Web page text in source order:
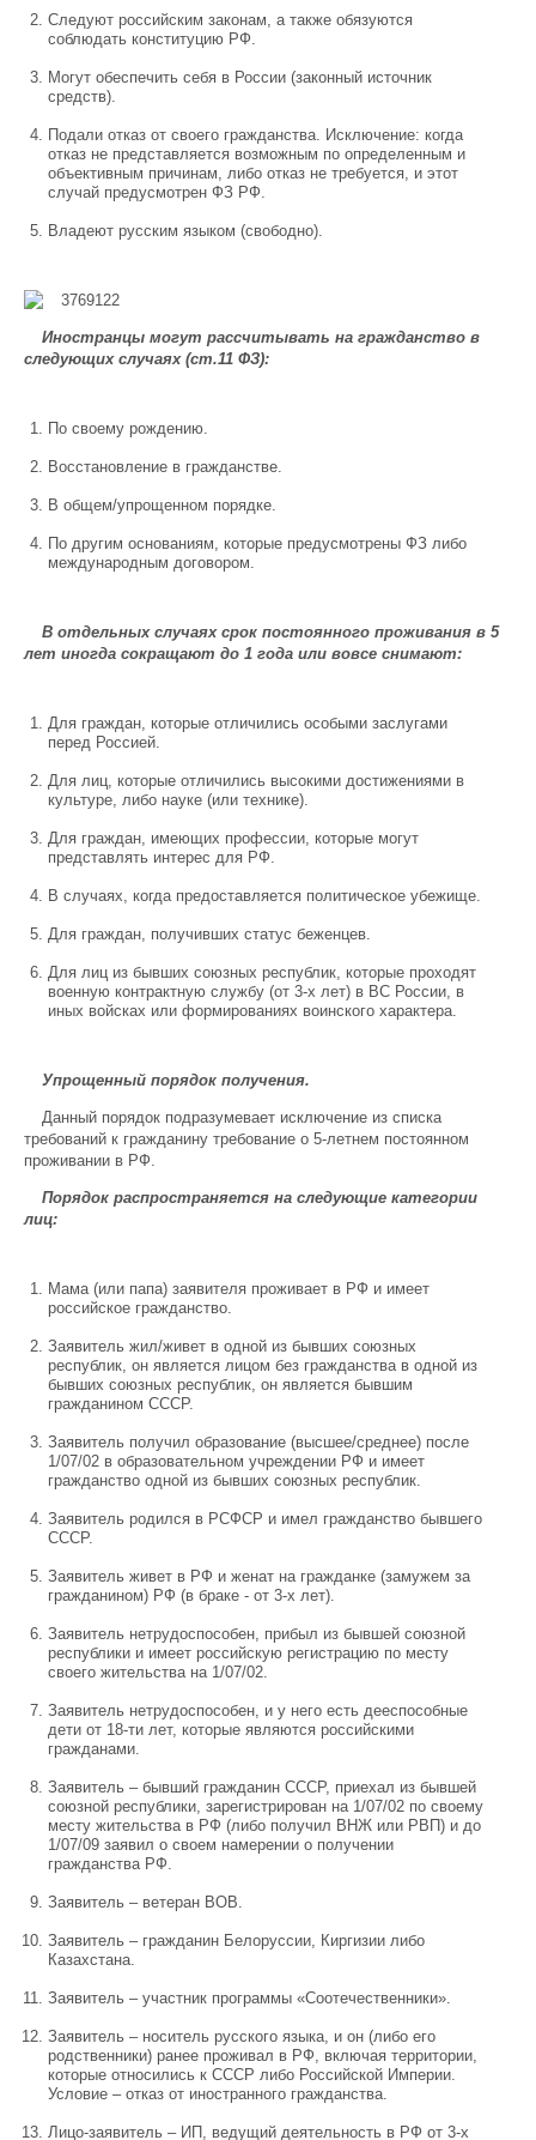
Следуют российским законам, а также обязуются
соблюдать конституцию РФ.
Могут обеспечить себя в России (законный источник
средств).
Подали отказ от своего гражданства. Исключение: когда
отказ не представляется возможным по определенным и
объективным причинам, либо отказ не требуется, и этот
случай предусмотрен ФЗ РФ.
Владеют русским языком (свободно).
Иностранцы могут рассчитывать на гражданство в
следующих случаях (ст.11 ФЗ):
По своему рождению.
Восстановление в гражданстве.
В общем/упрощенном порядке.
По другим основаниям, которые предусмотрены ФЗ либо
международным договором.
В отдельных случаях срок постоянного проживания в 5
лет иногда сокращают до 1 года или вовсе снимают:
Для граждан, которые отличились особыми заслугами
перед Россией.
Для лиц, которые отличились высокими достижениями в
культуре, либо науке (или технике).
Для граждан, имеющих профессии, которые могут
представлять интерес для РФ.
В случаях, когда предоставляется политическое убежище.
Для граждан, получивших статус беженцев.
Для лиц из бывших союзных республик, которые проходят
военную контрактную службу (от 3-х лет) в ВС России, в
иных войсках или формированиях воинского характера.
Упрощенный порядок получения.
Данный порядок подразумевает исключение из списка
требований к гражданину требование о 5-летнем постоянном
проживании в РФ.
Порядок распространяется на следующие категории
лиц:
Мама (или папа) заявителя проживает в РФ и имеет
российское гражданство.
Заявитель жил/живет в одной из бывших союзных
республик, он является лицом без гражданства в одной из
бывших союзных республик, он является бывшим
гражданином СССР.
Заявитель получил образование (высшее/среднее) после
1/07/02 в образовательном учреждении РФ и имеет
гражданство одной из бывших союзных республик.
Заявитель родился в РСФСР и имел гражданство бывшего
СССР.
Заявитель живет в РФ и женат на гражданке (замужем за
гражданином) РФ (в браке - от 3-х лет).
Заявитель нетрудоспособен, прибыл из бывшей союзной
республики и имеет российскую регистрацию по месту
своего жительства на 1/07/02.
Заявитель нетрудоспособен, и у него есть дееспособные
дети от 18-ти лет, которые являются российскими
гражданами.
Заявитель – бывший гражданин СССР, приехал из бывшей
союзной республики, зарегистрирован на 1/07/02 по своему
месту жительства в РФ (либо получил ВНЖ или РВП) и до
1/07/09 заявил о своем намерении о получении
гражданства РФ.
Заявитель – ветеран ВОВ.
Заявитель – гражданин Белоруссии, Киргизии либо
Казахстана.
Заявитель – участник программы «Соотечественники».
Заявитель – носитель русского языка, и он (либо его
родственники) ранее проживал в РФ, включая территории,
которые относились к СССР либо Российской Империи.
Условие – отказ от иностранного гражданства.
Лицо-заявитель – ИП, ведущий деятельность в РФ от 3-х